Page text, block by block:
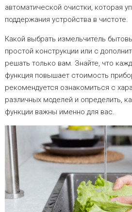
автоматической очистки, которая
поддержания устройства в чистоте.
Какой выбрать измельчитель
простой конструкции или с
решать только вам. Знайте, что
функция повышает стоимость
рекомендуется ознакомиться с
различных моделей и определить,
функции важны именно для вас.